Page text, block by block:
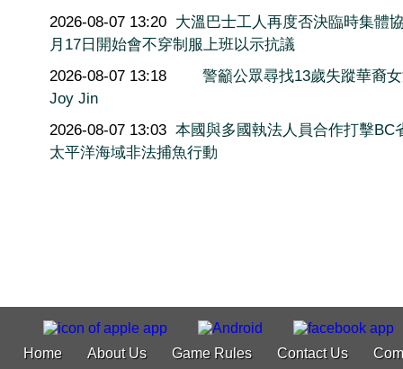
2026-08-07 13:20 大溫巴士工人再度否決臨時集體
月17日開始會不穿制服上班以示抗議
2026-08-07 13:18
警籲公眾尋找13歲失蹤華裔
Joy Jin
2026-08-07 13:03 本國與多國執法人員合作打擊BC
太平洋海域非法捕魚行動
Home About Us Game Rules Contact Us